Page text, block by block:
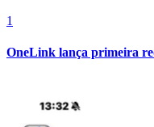
Vasco
1
OneLink lança primeira